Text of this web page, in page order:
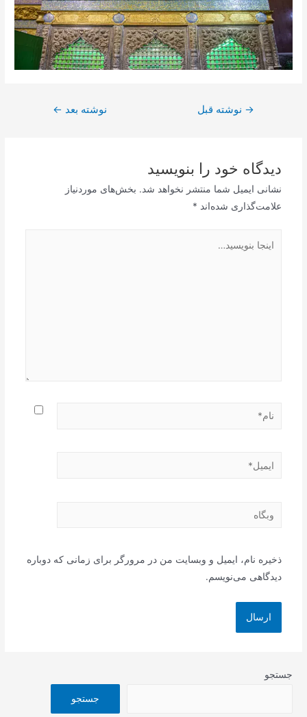
راهبری→ نوشته قبل نوشته بعد ←
دیدگاه‌ خود را بنویسید
نشانی ایمیل شما منتشر نخواهد شد. بخش‌های موردنیاز
علامت‌گذاری شده‌اند *
بنویسید…
نام*
ایمیل*
وبگاه
ذخیره نام، ایمیل و وبسایت من در مرورگر برای زمانی که دوباره
دیدگاهی می‌نویسم.
جستجو
جستجو